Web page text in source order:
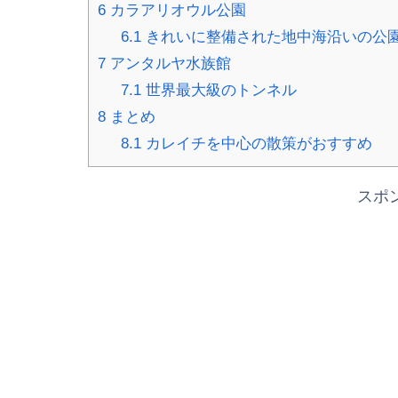
6 カラアリオウル公園
6.1きれいに整備された地中海沿いの公
7 アンタルヤ水族館
7.1世界最大級のトンネル
8 まとめ
8.1カレイチを中心の散策がおすすめ
スポ